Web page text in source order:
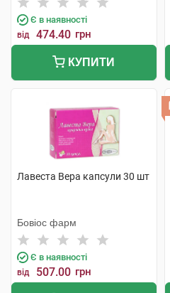
Є в наявності
від 474.40 грн
КУПИТИ
Лавеста Вера капсули 30 шт
Бовіос фарм
Є в наявності
від 507.00 грн